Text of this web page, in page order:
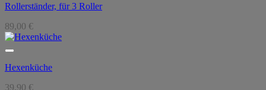
Rollerständer, für 3 Roller
89,00 €
Hexenküche
39,90 €